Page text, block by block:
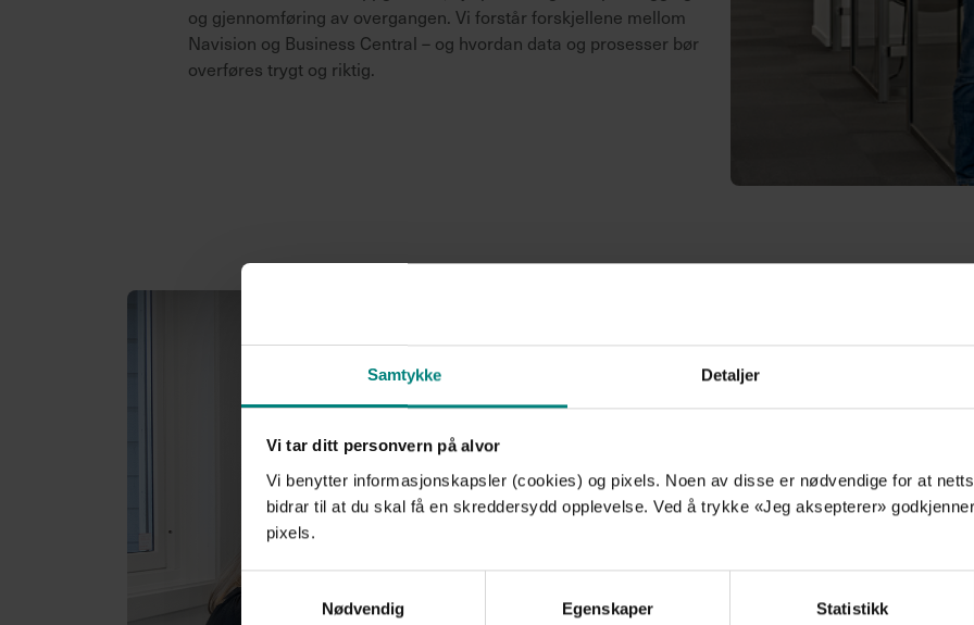
Samtykke Detaljer
Vi tar ditt personvern på alvor
Vi benytter informasjonskapsler (cookies) og pixels. Noen av disse er nødvendige for at
bidrar til at du skal få en skreddersydd opplevelse. Ved å trykke «Jeg aksepterer»
pixels.
Nødvendig Egenskaper Statistikk
og gjennomføring av overgangen. Vi forstår forskjellene mellom
Navision og Business Central – og hvordan data og prosesser bør
overføres trygt og riktig.
Klar for
En overgang fra
oppgradering – det er en
regnskapsfunksjonen.
grunnlaget for høy
Vi hjelper deg å